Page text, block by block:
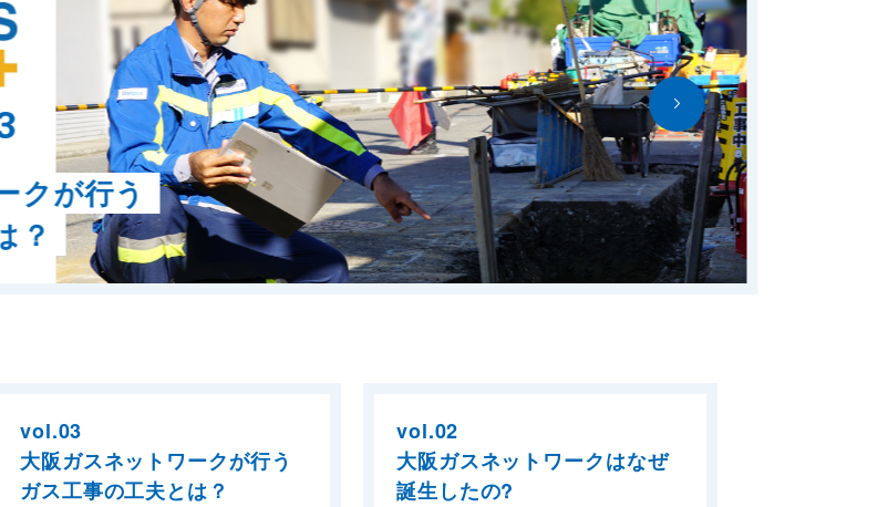
う
大阪ガス
誕生した
vol.03
大阪ガスネットワークが行う
ガス工事の工夫とは？
vol.02
大阪ガスネットワークはなぜ
誕生したの?